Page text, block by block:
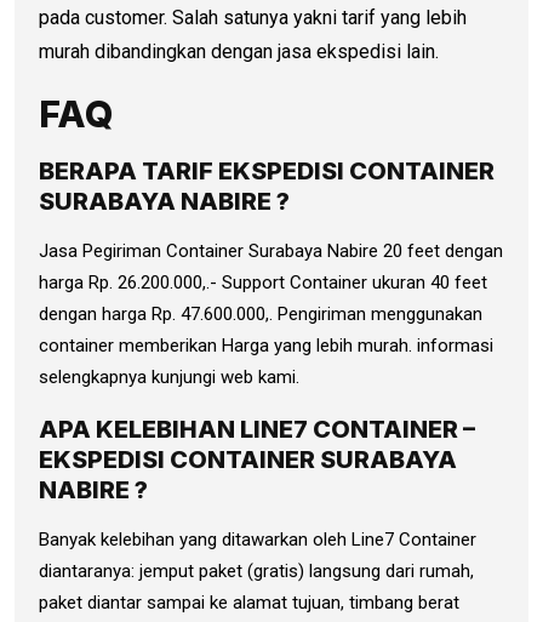
pada customer. Salah satunya yakni tarif yang lebih
murah dibandingkan dengan jasa ekspedisi lain.
FAQ
BERAPA TARIF EKSPEDISI CONTAINER
SURABAYA NABIRE ?
Jasa Pegiriman Container Surabaya Nabire 20 feet dengan
harga Rp. 26.200.000,.- Support Container ukuran 40 feet
dengan harga Rp. 47.600.000,. Pengiriman menggunakan
container memberikan Harga yang lebih murah. informasi
selengkapnya kunjungi web kami.
APA KELEBIHAN LINE7 CONTAINER –
EKSPEDISI CONTAINER SURABAYA
NABIRE ?
Banyak kelebihan yang ditawarkan oleh Line7 Container
diantaranya: jemput paket (gratis) langsung dari rumah,
paket diantar sampai ke alamat tujuan, timbang berat